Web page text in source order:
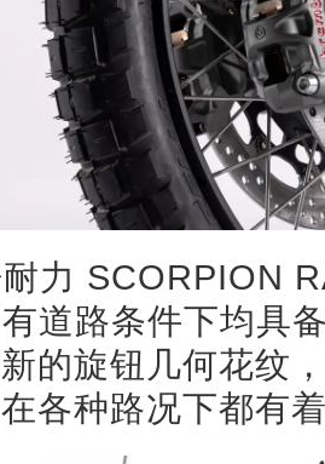
力 SCORPION
道路条件下均具
的旋钮几何花纹
各种路况下都有